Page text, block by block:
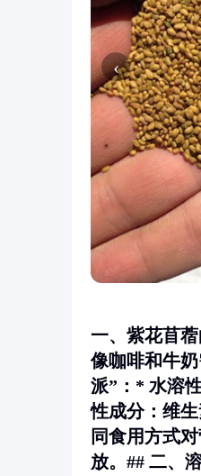
‹
一、紫花苜
像咖啡和牛
派”：* 水溶
性成分：维
同食用方式
放。## 二、